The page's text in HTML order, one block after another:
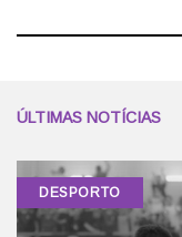
ÚLTIMAS NOTÍCIAS
DESPORTO